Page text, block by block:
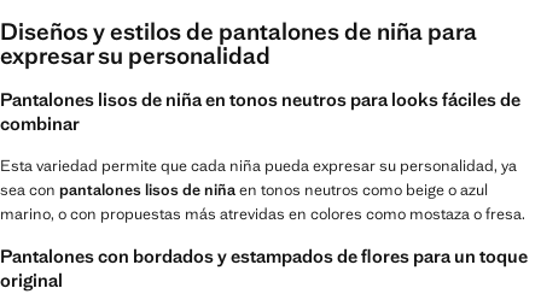
Diseños y estilos de pantalones de niña para
expresar su personalidad
Pantalones lisos de niña en tonos neutros para looks fáciles de
combinar
Esta variedad permite que cada niña pueda expresar su personalidad, ya
sea con pantalones lisos de niñaen tonos neutros como beige o azul
marino, o con propuestas más atrevidas en colores como mostaza o fresa.
Pantalones con bordados y estampados de flores para un toque
original